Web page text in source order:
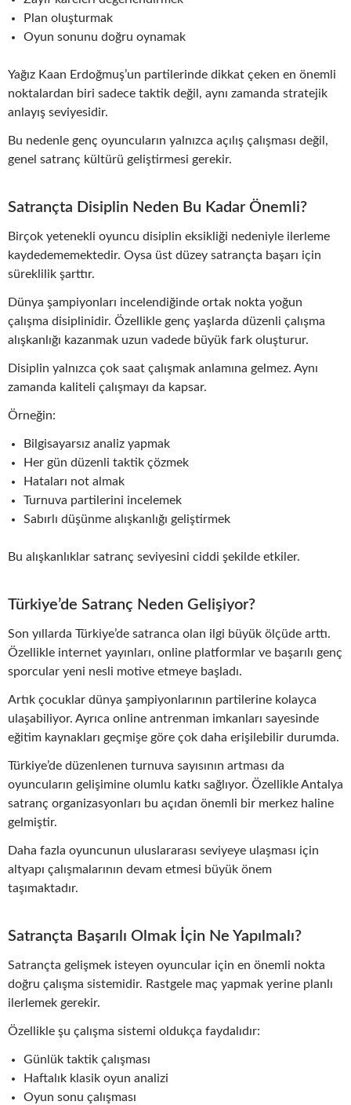
Plan oluşturmak
Oyun sonunu doğru oynamak
Yağız Kaan Erdoğmuş’un partilerinde dikkat çeken en önemli
noktalardan biri sadece taktik değil, aynı zamanda stratejik
anlayış seviyesidir.
Bu nedenle genç oyuncuların yalnızca açılış çalışması değil,
genel satranç kültürü geliştirmesi gerekir.
Satrançta Disiplin Neden Bu Kadar Önemli?
Birçok yetenekli oyuncu disiplin eksikliği nedeniyle ilerleme
kaydedememektedir. Oysa üst düzey satrançta başarı için
süreklilik şarttır.
Dünya şampiyonları incelendiğinde ortak nokta yoğun
çalışma disiplinidir. Özellikle genç yaşlarda düzenli çalışma
alışkanlığı kazanmak uzun vadede büyük fark oluşturur.
Disiplin yalnızca çok saat çalışmak anlamına gelmez. Aynı
zamanda kaliteli çalışmayı da kapsar.
Örneğin:
Bilgisayarsız analiz yapmak
Her gün düzenli taktik çözmek
Hataları not almak
Turnuva partilerini incelemek
Sabırlı düşünme alışkanlığı geliştirmek
Bu alışkanlıklar satranç seviyesini ciddi şekilde etkiler.
Türkiye’de Satranç Neden Gelişiyor?
Son yıllarda Türkiye’de satranca olan ilgi büyük ölçüde arttı.
Özellikle internet yayınları, online platformlar ve başarılı genç
sporcular yeni nesli motive etmeye başladı.
Artık çocuklar dünya şampiyonlarının partilerine kolayca
ulaşabiliyor. Ayrıca online antrenman imkanları sayesinde
eğitim kaynakları geçmişe göre çok daha erişilebilir durumda.
Türkiye’de düzenlenen turnuva sayısının artması da
oyuncuların gelişimine olumlu katkı sağlıyor. Özellikle Antalya
satranç organizasyonları bu açıdan önemli bir merkez haline
gelmiştir.
Daha fazla oyuncunun uluslararası seviyeye ulaşması için
altyapı çalışmalarının devam etmesi büyük önem
taşımaktadır.
Satrançta Başarılı Olmak İçin Ne Yapılmalı?
Satrançta gelişmek isteyen oyuncular için en önemli nokta
doğru çalışma sistemidir. Rastgele maç yapmak yerine planlı
ilerlemek gerekir.
Özellikle şu çalışma sistemi oldukça faydalıdır:
Günlük taktik çalışması
Haftalık klasik oyun analizi
Oyun sonu çalışması